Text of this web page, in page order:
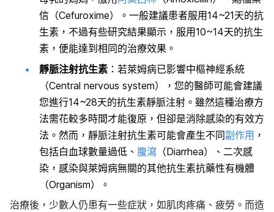
信（Cefuroxime）。一般建議患者服用14~21天的抗
生素，不過有些研究結果顯示，服用10~14天的抗生
素，便能達到相同的治療效果。
靜脈注射抗生素 ：若萊姆病已影響中樞神經系統
（Central nervous system），您的醫師可能會建議
您進行14~28天的抗生素靜脈注射。雖然這種治療方
法需花較多時間才能復原，但卻是消除感染的有效方
法。然而，靜脈注射抗生素可能會產生不同副作用 ，
包括白血球數量過低、 腹瀉 （Diarrhea）、二次感
染，感染與萊姆病無關的其他抗生素抗藥性有機體
（Organism）。
治療後，少數人仍患有一些症狀，如肌肉疼痛、疲勞。而造